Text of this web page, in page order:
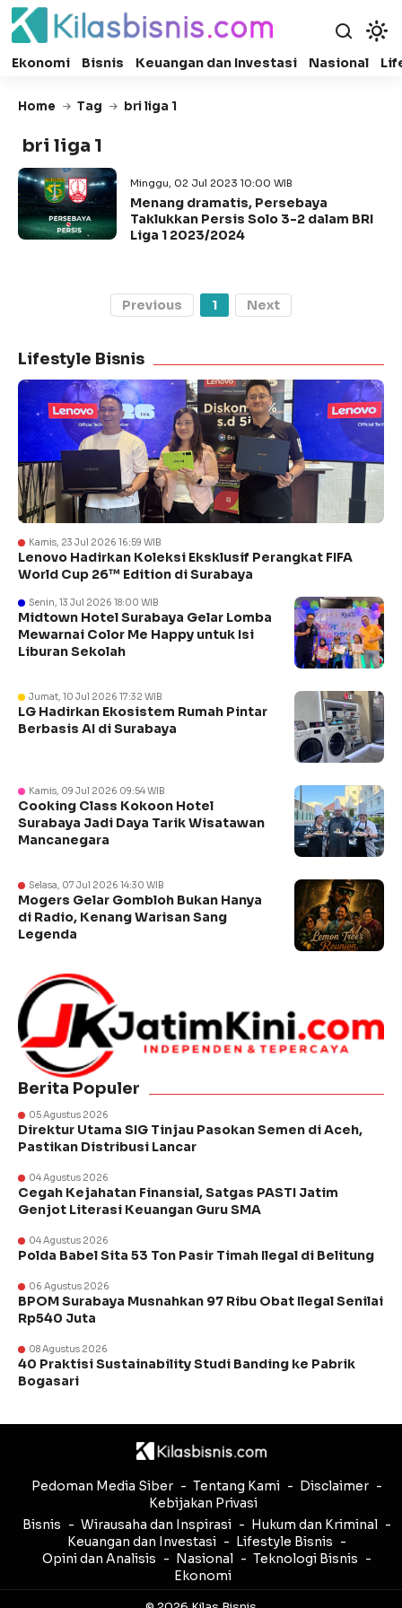
Ekonomi Bisnis Keuangan dan Investasi Nasional
Home Tag bri liga 1
bri liga 1
Minggu, 02 Jul 2023 10:00 WIB
Menang dramatis, Persebaya
Taklukkan Persis Solo 3-2 dalam BRI
Liga 1 2023/2024
Previous 1 Next
Lifestyle Bisnis
Kamis, 23 Jul 2026 16:59 WIB
Lenovo Hadirkan Koleksi Eksklusif Perangkat FIFA
World Cup 26™ Edition di Surabaya
Senin, 13 Jul 2026 18:00 WIB
Midtown Hotel Surabaya Gelar Lomba
Mewarnai Color Me Happy untuk Isi
Liburan Sekolah
Jumat, 10 Jul 2026 17:32 WIB
LG Hadirkan Ekosistem Rumah Pintar
Berbasis AI di Surabaya
Kamis, 09 Jul 2026 09:54 WIB
Cooking Class Kokoon Hotel
Surabaya Jadi Daya Tarik Wisatawan
Mancanegara
Selasa, 07 Jul 2026 14:30 WIB
Mogers Gelar Gombloh Bukan Hanya
di Radio, Kenang Warisan Sang
Legenda
Berita Populer
05 Agustus 2026
Direktur Utama SIG Tinjau Pasokan Semen di Aceh,
Pastikan Distribusi Lancar
04 Agustus 2026
Cegah Kejahatan Finansial, Satgas PASTI Jatim
Genjot Literasi Keuangan Guru SMA
04 Agustus 2026
Polda Babel Sita 53 Ton Pasir Timah Ilegal di Belitung
06 Agustus 2026
BPOM Surabaya Musnahkan 97 Ribu Obat Ilegal Senilai
Rp540 Juta
08 Agustus 2026
40 Praktisi Sustainability Studi Banding ke Pabrik
Bogasari
Pedoman Media Siber Tentang Kami
Disclaimer
Kebijakan Privasi
Bisnis
Wirausaha dan Inspirasi
Hukum dan Kriminal
Keuangan dan Investasi
Lifestyle Bisnis
Opini dan Analisis
Nasional
Teknologi Bisnis
Ekonomi